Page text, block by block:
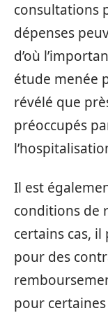
consultations
dépenses
d’où
étude menée
révélé que
préoccupés
Il est
conditions de
certains cas,
pour des
pour